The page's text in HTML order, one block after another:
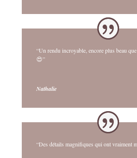
“Un rendu incroyable, encore plus beau
😍”
Nathalie
“Des détails magnifiques qui ont vraiment